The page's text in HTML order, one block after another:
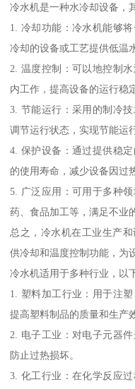
冷水机是一种水冷却设备，
1. 冷却功能：冷水机能够
冷却的设备或工艺提供低温
2. 温度控制：可以地控制
内工作，提高设备的运行稳
3. 节能运行：采用的制冷
调节运行状态，实现节能运
4. 保护设备：通过提供稳
的使用寿命，减少设备因过
5. 广泛应用：可用于多种
药、食品加工等，满足不业
总之，冷水机在工业生产
供冷却和温度控制功能，为
冷水机适用于多种行业，以
1. 塑料加工行业：用于注
提高塑料制品的质量和生产
2. 电子工业：对电子元器
防止过热损坏。
3. 化工行业：在化学反应